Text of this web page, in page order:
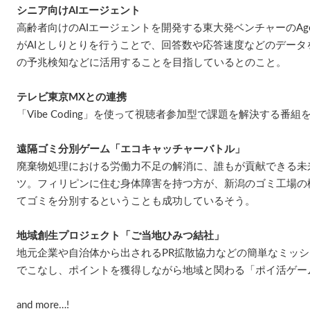
シニア向けAIエージェント
高齢者向けのAIエージェントを開発する東大発ベンチャーの
がAIとしりとりを行うことで、回答数や応答速度などのデー
の予兆検知などに活用することを目指しているとのこと。
テレビ東京MXとの連携
「Vibe Coding」を使って視聴者参加型で課題を解決する番組
遠隔ゴミ分別ゲーム「エコキャッチャーバトル」
廃棄物処理における労働力不足の解消に、誰もが貢献できる
ツ。フィリピンに住む身体障害を持つ方が、新潟のゴミ工場
てゴミを分別するということも成功しているそう。
地域創生プロジェクト「ご当地ひみつ結社」
地元企業や自治体から出されるPR拡散協力などの簡単なミッ
でこなし、ポイントを獲得しながら地域と関わる「ポイ活ゲー
and more…!